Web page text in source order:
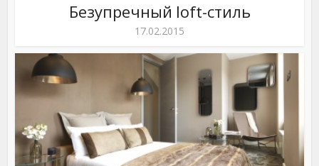
Безупречный loft-стиль
17.02.2015